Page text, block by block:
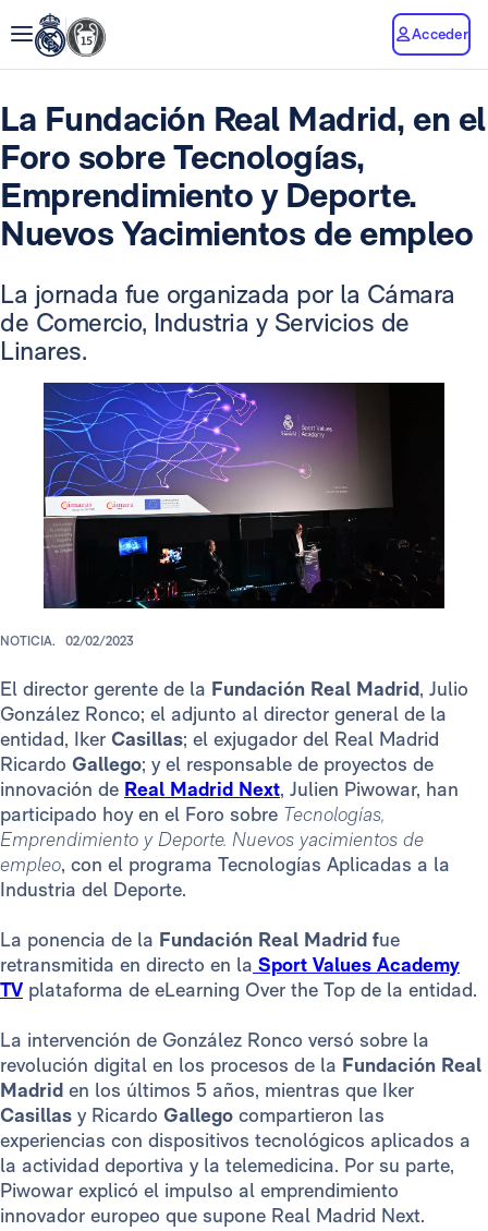
Acceder
La Fundación Real Madrid, en el
Foro sobre Tecnologías,
Emprendimiento y Deporte.
Nuevos Yacimientos de empleo
La jornada fue organizada por la Cámara
de Comercio, Industria y Servicios de
Linares.
NOTICIA. 02/02/2023
El director gerente de la Fundación Real Madrid, Julio
González Ronco; el adjunto al director general de la
entidad, Iker Casillas; el exjugador del Real Madrid
Ricardo Gallego; y el responsable de proyectos de
innovación de Real Madrid Next, Julien Piwowar, han
participado hoy en el Foro sobre Tecnologías,
Emprendimiento y Deporte. Nuevos yacimientos de
empleo, con el programa Tecnologías Aplicadas a la
Industria del Deporte.
La ponencia de la Fundación Real Madrid fue
retransmitida en directo en la Sport Values Academy
TV plataforma de eLearning Over the Top de la entidad.
La intervención de González Ronco versó sobre la
revolución digital en los procesos de la Fundación Real
Madrid en los últimos 5 años, mientras que Iker
Casillas y Ricardo Gallego compartieron las
experiencias con dispositivos tecnológicos aplicados a
la actividad deportiva y la telemedicina. Por su parte,
Piwowar explicó el impulso al emprendimiento
innovador europeo que supone Real Madrid Next.